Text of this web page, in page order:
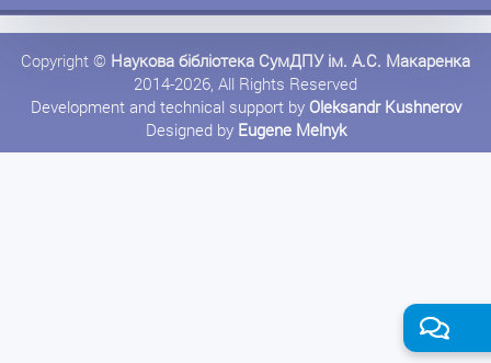
Copyright © Наукова бібліотека СумДПУ ім. А.С. Макаренка
2014-2026, All Rights Reserved
Development and technical support by Oleksandr Kushnerov
Designed by Eugene Melnyk